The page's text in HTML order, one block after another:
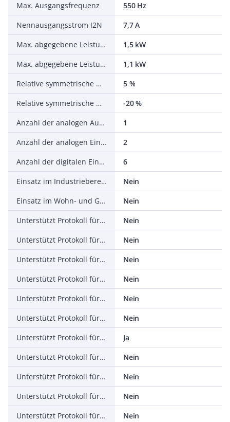
Max. Ausgangsfrequenz
550 Hz
Nennausgangsstrom I2N
7,7 A
Max. abgegebene Leistung bei quadrat. Belastung bei Bemessungsausgangsspannung
1,5 kW
Max. abgegebene Leistung bei linearer Belastung bei Bemessungsausgangsspannung
1,1 kW
Relative symmetrische Netzfrequenztoleranz
5 %
Relative symmetrische Netzspannungstoleranz
-20 %
Anzahl der analogen Ausgänge
1
Anzahl der analogen Eingänge
2
Anzahl der digitalen Eingänge
6
Einsatz im Industriebereich zulässig
Nein
Einsatz im Wohn- und Gewerbebereich zulässig
Nein
Unterstützt Protokoll für TCP/IP
Nein
Unterstützt Protokoll für PROFIBUS
Nein
Unterstützt Protokoll für CAN
Nein
Unterstützt Protokoll für INTERBUS
Nein
Unterstützt Protokoll für ASI
Nein
Unterstützt Protokoll für KNX
Nein
Unterstützt Protokoll für Modbus
Ja
Unterstützt Protokoll für Data-Highway
Nein
Unterstützt Protokoll für DeviceNet
Nein
Unterstützt Protokoll für SUCONET
Nein
Unterstützt Protokoll für LON
Nein